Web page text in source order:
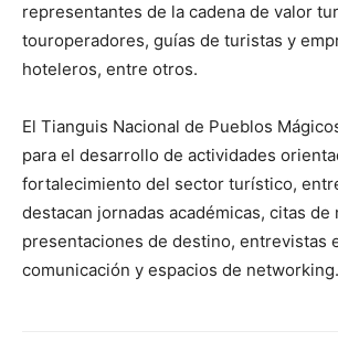
representantes de la cadena de valor
touroperadores, guías de turistas y
hoteleros, entre otros.
El Tianguis Nacional de Pueblos
para el desarrollo de actividades
fortalecimiento del sector turístico,
destacan jornadas académicas, citas de
presentaciones de destino, entrevistas
comunicación y espacios de networking.